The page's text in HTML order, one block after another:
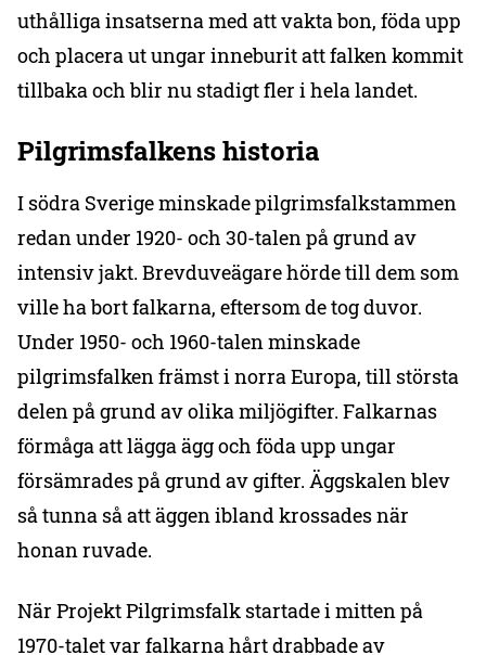
uthålliga insatserna med att vakta bon, föda upp
och placera ut ungar inneburit att falken kommit
tillbaka och blir nu stadigt fler i hela landet.
Pilgrimsfalkens historia
I södra Sverige minskade pilgrimsfalkstammen
redan under 1920- och 30-talen på grund av
intensiv jakt. Brevduveägare hörde till dem som
ville ha bort falkarna, eftersom de tog duvor.
Under 1950- och 1960-talen minskade
pilgrimsfalken främst i norra Europa, till största
delen på grund av olika miljögifter. Falkarnas
förmåga att lägga ägg och föda upp ungar
försämrades på grund av gifter. Äggskalen blev
så tunna så att äggen ibland krossades när
honan ruvade.
När Projekt Pilgrimsfalk startade i mitten på
1970-talet var falkarna hårt drabbade av